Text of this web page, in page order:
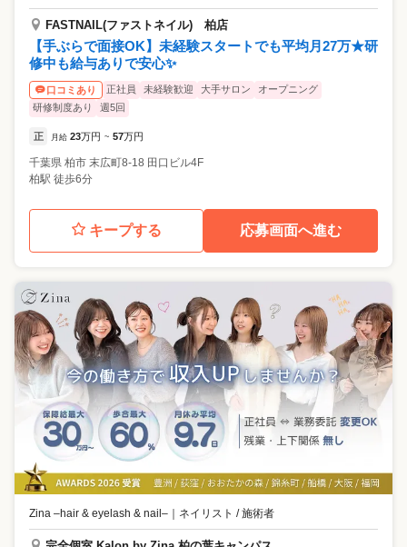
FASTNAIL(ファストネイル) 柏店
【手ぶらで面接OK】未経験スタートでも平均月27万★研
修中も給与ありで安心✨
口コミあり 正社員 未経験歓迎 大手サロン
オープニング
研修制度あり
週5回
正 月給 23万円 ~ 57万円
千葉県 柏市 末広町8-18 田口ビル4F
柏駅 徒歩6分
キープする 応募画面へ進む
Zina –hair & eyelash & nail– ｜ ネイリスト / 施術者